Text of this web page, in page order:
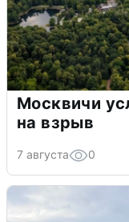
Москвичи
на взрыв
7 августа 0